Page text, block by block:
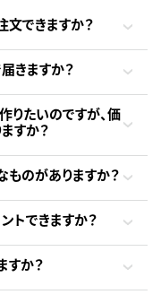
文できますか？
きますか？
りたいのですが、価
すか？
のがありますか？
トできますか？
すか？